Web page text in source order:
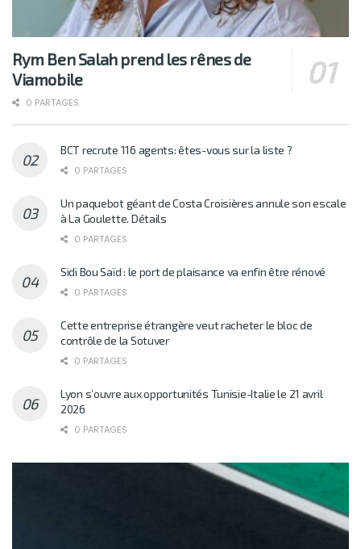
Rym Ben Salah prend les rênes de
Viamobile
0 PARTAGES
BCT recrute 116 agents: êtes-vous sur la liste ?
0 PARTAGES
Un paquebot géant de Costa Croisières annule son escale
à La Goulette. Détails
0 PARTAGES
Sidi Bou Saïd : le port de plaisance va enfin être rénové
0 PARTAGES
Cette entreprise étrangère veut racheter le bloc de
contrôle de la Sotuver
0 PARTAGES
Lyon s’ouvre aux opportunités Tunisie-Italie le 21 avril
2026
0 PARTAGES